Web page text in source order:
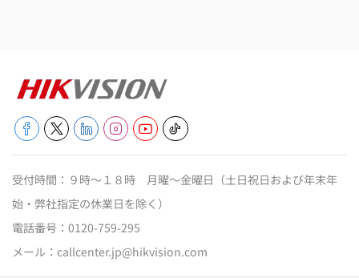
受付時間：９時～１８時 月曜～金曜日（土日祝日および年末年
始・弊社指定の休業日を除く）
電話番号： 0120-759-295
メール： callcenter.jp@hikvision.com